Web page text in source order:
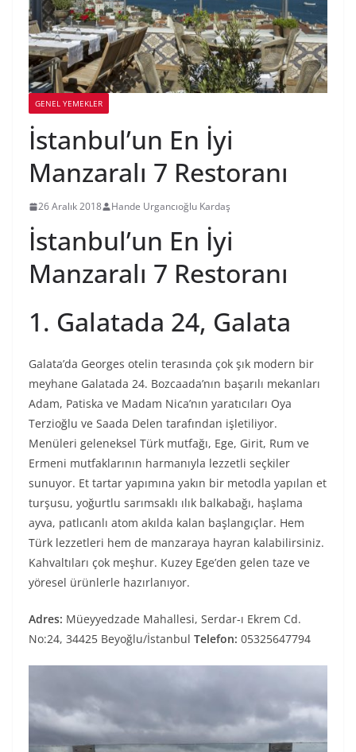
GENEL YEMEKLER
İstanbul’un En İyi
Manzaralı 7 Restoranı
26 Aralık 2018 Hande Urgancıoğlu Kardaş
İstanbul’un En İyi
Manzaralı 7 Restoranı
1. Galatada 24, Galata
Galata’da Georges otelin terasında çok şık modern bir
meyhane Galatada 24. Bozcaada’nın başarılı mekanları
Adam, Patiska ve Madam Nica’nın yaratıcıları Oya
Terzioğlu ve Saada Delen tarafından işletiliyor.
Menüleri geleneksel Türk mutfağı, Ege, Girit, Rum ve
Ermeni mutfaklarının harmanıyla lezzetli seçkiler
sunuyor. Et tartar yapımına yakın bir metodla yapılan et
turşusu, yoğurtlu sarımsaklı ılık balkabağı, haşlama
ayva, patlıcanlı atom akılda kalan başlangıçlar. Hem
Türk lezzetleri hem de manzaraya hayran kalabilirsiniz.
Kahvaltıları çok meşhur. Kuzey Ege’den gelen taze ve
yöresel ürünlerle hazırlanıyor.
Adres: Müeyyedzade Mahallesi, Serdar-ı Ekrem Cd.
No:24, 34425 Beyoğlu/İstanbul Telefon: 05325647794